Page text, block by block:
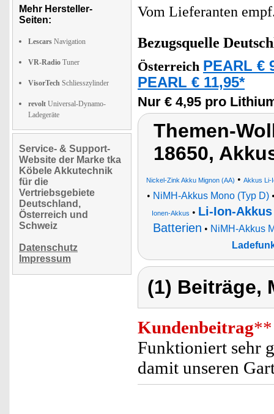
Mehr Hersteller-
Seiten:
Lescars Navigation
VR-Radio Tuner
VisorTech Schliesszylinder
revolt Universal-Dynamo-
Ladegeräte
Service- & Support-
Website der Marke tka
Köbele Akkutechnik
für die
Vertriebsgebiete
Deutschland,
Österreich und
Schweiz
Datenschutz
Impressum
Vom Lieferanten
Bezugsquelle
Österreich PEARL €
PEARL € 11,95*
Nur € 4,95 pro
Themen-
18650,
Nickel-Zink Akku Mignon (AA) • Akkus Li-
• NiMH-Akkus Mono (Typ D)
Ionen-Akkus • Li-Ion-
Batterien • NiMH-Akkus
(1) Beiträge,
Kundenbeitrag**
Funktioniert sehr
damit unseren